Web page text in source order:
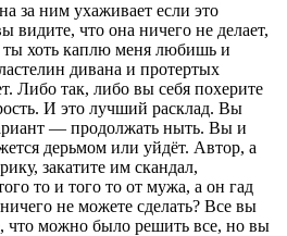
за ним ухаживает если это
видите, что она ничего не делает,
ты хоть каплю меня любишь и
дивана и протертых
Либо так, либо вы себя похерите
И это лучший расклад. Вы
— продолжать ныть. Вы и
дерьмом или уйдёт. Автор, а
закатите им скандал,
то и того то от мужа, а он гад
не можете сделать? Все вы
что можно было решить все, но вы